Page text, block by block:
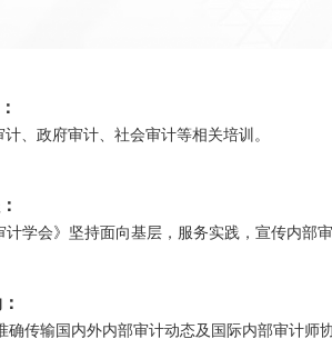
、政府审计、社会审计等相关培训。
计学会》坚持面向基层，服务实践，宣传内
确传输国内外内部审计动态及国际内部审计师